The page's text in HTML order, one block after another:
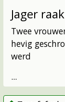
Jager
Twee
hevig
werd
...